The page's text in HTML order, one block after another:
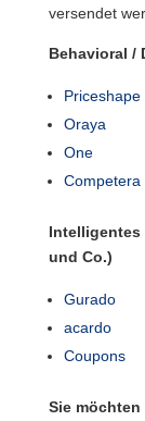
versendet
Behavioral /
Priceshape
Oraya
One
Competera
Intelligentes
und Co.)
Gurado
acardo
Coupons
Sie